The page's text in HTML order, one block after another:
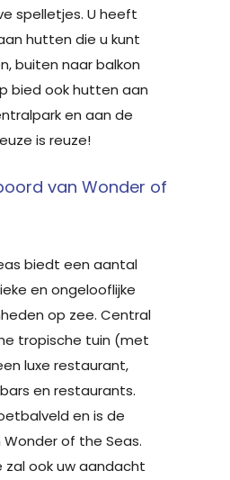
spelletjes. U heeft
hutten die u kunt
buiten naar balkon
bied ook hutten aan
en aan de
is reuze!
van Wonder of
biedt een aantal
en ongelooflijke
op zee. Central
tropische tuin (met
luxe restaurant,
en restaurants.
en is de
of the Seas.
zal ook uw aandacht